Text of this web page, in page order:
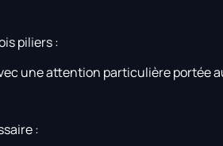
piliers :
une attention particulière portée
: